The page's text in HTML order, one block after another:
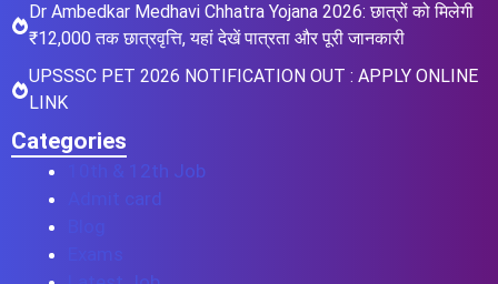
Dr Ambedkar Medhavi Chhatra Yojana 2026: छात्रों को मिलेगी
₹12,000 तक छात्रवृत्ति, यहां देखें पात्रता और पूरी जानकारी
UPSSSC PET 2026 NOTIFICATION OUT : APPLY ONLINE
LINK
Categories
10th & 12th Job
Admit card